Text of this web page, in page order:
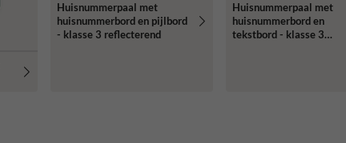
Huisnummerpaal met
huisnummerbord en pijlbord
- klasse 3 reflecterend
Huisnummerpaal met
huisnummerbord en
tekstbord - klasse 3